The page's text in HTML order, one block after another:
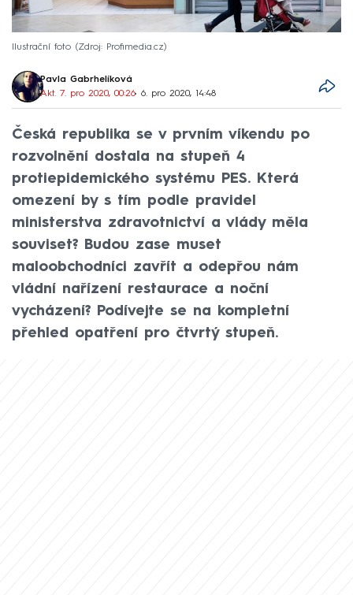
Ilustrační foto Zdroj: Profimedia.cz
Pavla Gabrhelíková
Akt. 7. pro 2020, 00:26• 6. pro 2020, 14:48
Česká republika se v prvním víkendu po
rozvolnění dostala na stupeň 4
protiepidemického systému PES. Která
omezení by s tím podle pravidel
ministerstva zdravotnictví a vlády měla
souviset? Budou zase muset
maloobchodníci zavřít a odepřou nám
vládní nařízení restaurace a noční
vycházení? Podívejte se na kompletní
přehled opatření pro čtvrtý stupeň.